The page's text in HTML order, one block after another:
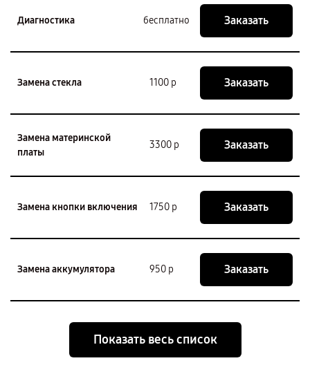
Диагностика бесплатно Заказать
Замена стекла 1100 р Заказать
Замена материнской
платы
3300 р Заказать
Замена кнопки включения 1750 р Заказать
Замена аккумулятора 950 р Заказать
Показать весь список